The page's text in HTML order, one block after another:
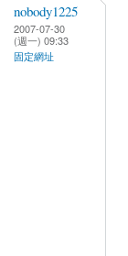
nobody1225
2007-07-30
(週一) 09:33
固定網址